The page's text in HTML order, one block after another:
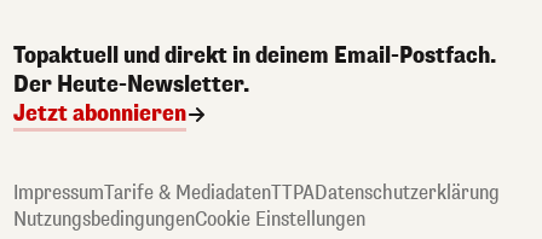
Topaktuell und direkt in deinem Email-Postfach.
Der Heute-Newsletter.
Jetzt abonnieren
ImpressumTarife & MediadatenTTPADatenschutzerklärung
NutzungsbedingungenCookie Einstellungen